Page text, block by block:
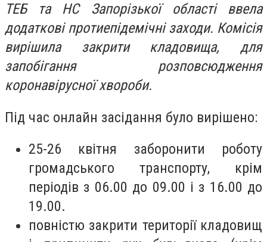
ТЕБ та НС Запорізької області ввела
додаткові протиепідемічні заходи. Комісія
вирішила закрити кладовища, для
запобігання розповсюдження
коронавірусної хвороби.
Під час онлайн засідання було вирішено:
25-26 квітня заборонити роботу
громадського транспорту, крім
періодів з 06.00 до 09.00 і з 16.00 до
19.00.
повністю закрити території кладовищ